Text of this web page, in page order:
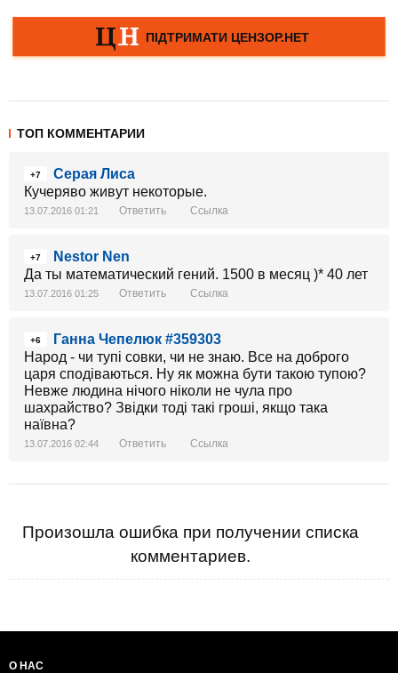
ТОП КОММЕНТАРИИ
+7
Серая Лиса
Кучеряво живут некоторые.
13.07.2016 01:21 Ответить Ссылка
+7
Nestor Nen
Да ты математический гений. 1500 в месяц )* 40 лет
13.07.2016 01:25 Ответить Ссылка
+6
Ганна Чепелюк #359303
Народ - чи тупі совки, чи не знаю. Все на доброго
царя сподіваються. Ну як можна бути такою тупою?
Невже людина нічого ніколи не чула про
шахрайство? Звідки тоді такі гроші, якщо така
наївна?
13.07.2016 02:44 Ответить Ссылка
Произошла ошибка при получении списка
комментариев.
О НАС